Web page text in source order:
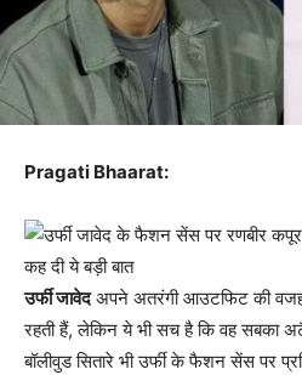
Pragati Bhaarat:
उर्फी जावेदअपने अतरंगी आउटफिट की वजह
रहती हैं, लेकिन ये भी सच है कि वह सबका
बॉलीवुड सितारे भी उर्फी के फैशन सेंस पर